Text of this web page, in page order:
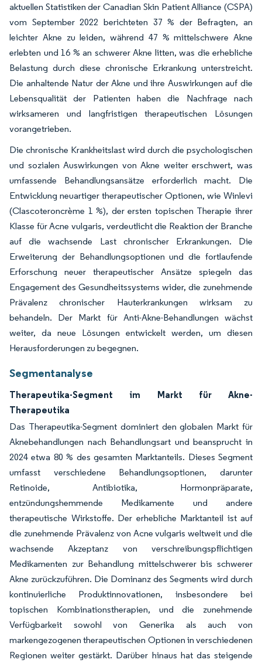
aktuellen Statistiken der Canadian Skin Patient Alliance (CSPA)
vom September 2022 berichteten 37 % der Befragten, an
leichter Akne zu leiden, während 47 % mittelschwere Akne
erlebten und 16 % an schwerer Akne litten, was die erhebliche
Belastung durch diese chronische Erkrankung unterstreicht.
Die anhaltende Natur der Akne und ihre Auswirkungen auf die
Lebensqualität der Patienten haben die Nachfrage nach
wirksameren und langfristigen therapeutischen Lösungen
vorangetrieben.
Die chronische Krankheitslast wird durch die psychologischen
und sozialen Auswirkungen von Akne weiter erschwert, was
umfassende Behandlungsansätze erforderlich macht. Die
Entwicklung neuartiger therapeutischer Optionen, wie Winlevi
(Clascoteroncrème 1 %), der ersten topischen Therapie ihrer
Klasse für Acne vulgaris, verdeutlicht die Reaktion der Branche
auf die wachsende Last chronischer Erkrankungen. Die
Erweiterung der Behandlungsoptionen und die fortlaufende
Erforschung neuer therapeutischer Ansätze spiegeln das
Engagement des Gesundheitssystems wider, die zunehmende
Prävalenz chronischer Hauterkrankungen wirksam zu
behandeln. Der Markt für Anti-Akne-Behandlungen wächst
weiter, da neue Lösungen entwickelt werden, um diesen
Herausforderungen zu begegnen.
Segmentanalyse
Therapeutika-Segment im Markt für Akne-
Therapeutika
Das Therapeutika-Segment dominiert den globalen Markt für
Aknebehandlungen nach Behandlungsart und beansprucht in
2024 etwa 80 % des gesamten Marktanteils. Dieses Segment
umfasst verschiedene Behandlungsoptionen, darunter
Retinoide, Antibiotika, Hormonpräparate,
entzündungshemmende Medikamente und andere
therapeutische Wirkstoffe. Der erhebliche Marktanteil ist auf
die zunehmende Prävalenz von Acne vulgaris weltweit und die
wachsende Akzeptanz von verschreibungspflichtigen
Medikamenten zur Behandlung mittelschwerer bis schwerer
Akne zurückzuführen. Die Dominanz des Segments wird durch
kontinuierliche Produktinnovationen, insbesondere bei
topischen Kombinationstherapien, und die zunehmende
Verfügbarkeit sowohl von Generika als auch von
markengezogenen therapeutischen Optionen in verschiedenen
Regionen weiter gestärkt. Darüber hinaus hat das steigende